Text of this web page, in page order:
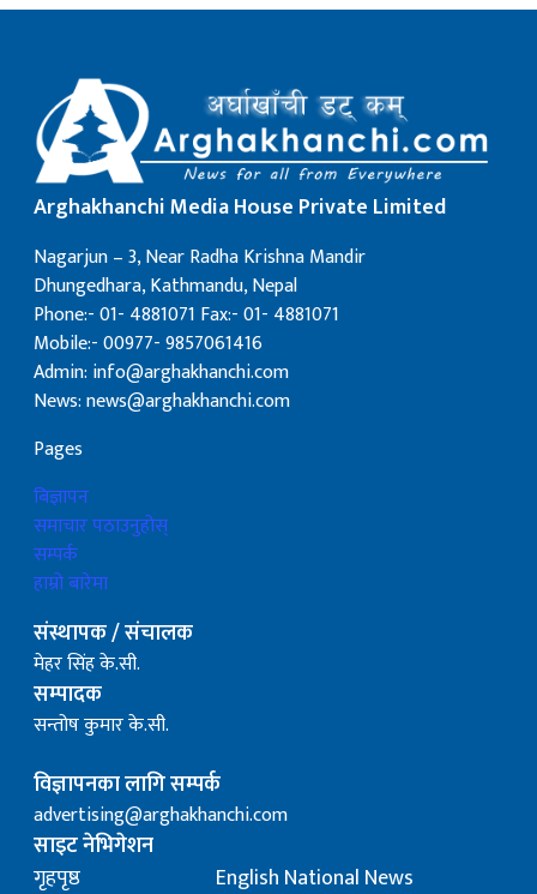
Arghakhanchi Media House Private Limited
Nagarjun – 3, Near Radha Krishna Mandir
Dhungedhara, Kathmandu, Nepal
Phone:- 01- 4881071 Fax:- 01- 4881071
Mobile:- 00977- 9857061416
Admin: info@arghakhanchi.com
News: news@arghakhanchi.com
Pages
बिज्ञापन
समाचार पठाउनुहोस्
सम्पर्क
हाम्रो बारेमा
संस्थापक / संचालक
मेहर सिंह के.सी.
सम्पादक
सन्तोष कुमार के.सी.
विज्ञापनका लागि सम्पर्क
advertising@arghakhanchi.com
साइट नेभिगेशन
गृहपृष्ठ
English National News